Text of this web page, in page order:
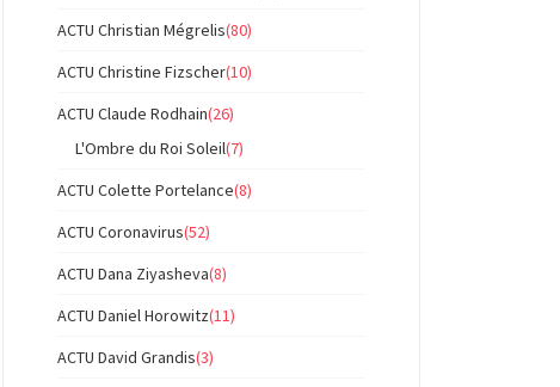
ACTU Christian Mégrelis(80)
ACTU Christine Fizscher(10)
ACTU Claude Rodhain(26)
L'Ombre du Roi Soleil(7)
ACTU Colette Portelance(8)
ACTU Coronavirus(52)
ACTU Dana Ziyasheva(8)
ACTU Daniel Horowitz(11)
ACTU David Grandis(3)